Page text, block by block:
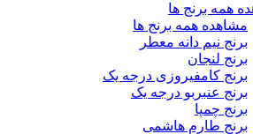
همه برنج ها
مشاهده همه برنج ها
برنج نیم دانه معطر
برنج لنجان
برنج کامفیروزی درجه یک
برنج عنبربو درجه یک
برنج چمپا
برنج طارم هاشمی